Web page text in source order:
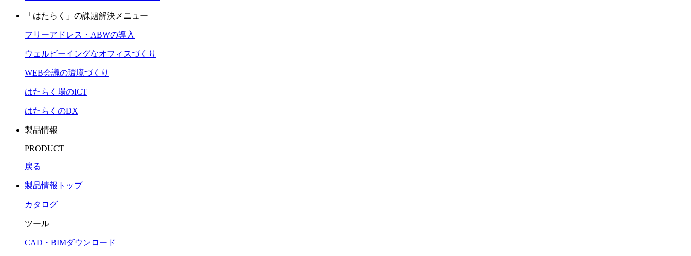
「はたらく」の課題解決メニュー
フリーアドレス・ABWの導入
ウェルビーイングなオフィスづくり
WEB会議の環境づくり
はたらく場のICT
はたらくのDX
製品情報
PRODUCT
戻る
製品情報トップ
カタログ
ツール
CAD・BIMダウンロード